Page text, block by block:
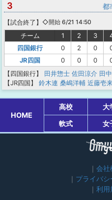
3 都
【試合終了 】 ◇開始 6/21 14:50
チーム
1 2 3
四国銀行
0 2 0
JR四国
0 0 0
【四国銀行】
田井惣士 佐田涼介 田
【JR四国】
鈴木連 桑嶋洋輔 近藤壱
HOME
高校 大
軟式
女
会社
プライバシ
利用